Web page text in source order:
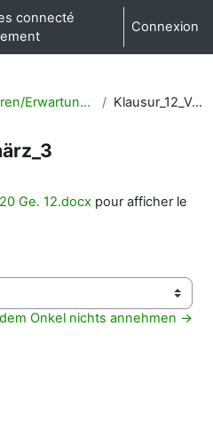
de recherche
connecté
Connexion
Klausuren/Erwartungshorizonte Klausur_12_Vormärz_3
Ge. 12.docx pour afficher le
Onkel nichts annehmen →